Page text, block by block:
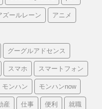
ズールレーン アニメ
グーグルアドセンス
スマホ スマートフォン
モンハン モンハンnow
産 仕事 便利 就職